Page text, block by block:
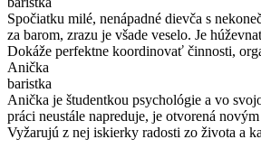
Spočiatku milé, nenápadné dievča s
za barom, zrazu je všade veselo. Je
Dokáže perfektne koordinovať činnosti,
Anička
baristka
Anička je študentkou psychológie a vo
práci neustále napreduje, je otvorená
Vyžarujú z nej iskierky radosti zo života a